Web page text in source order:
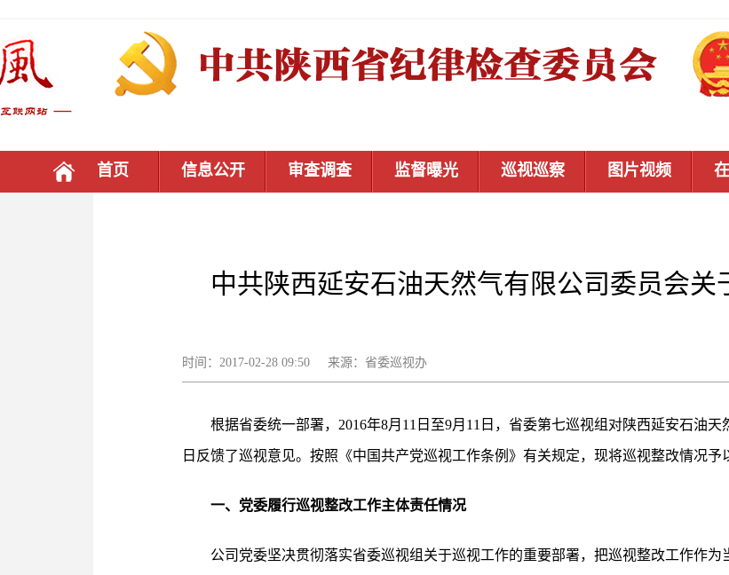
首页 信息公开 审查调查 监督曝光 巡视巡察 图片视频
中共陕西延安石油天然气有限公司委员会关
时间：2017-02-28 09:50 来源：省委巡视办
根据省委统一部署，2016年8月11日至9月11日，省委第七巡视组对陕西延安石油
日反馈了巡视意见。按照《中国共产党巡视工作条例》有关规定，现将巡视整改情况予
一、党委履行巡视整改工作主体责任情况
公司党委坚决贯彻落实省委巡视组关于巡视工作的重要部署，把巡视整改工作作